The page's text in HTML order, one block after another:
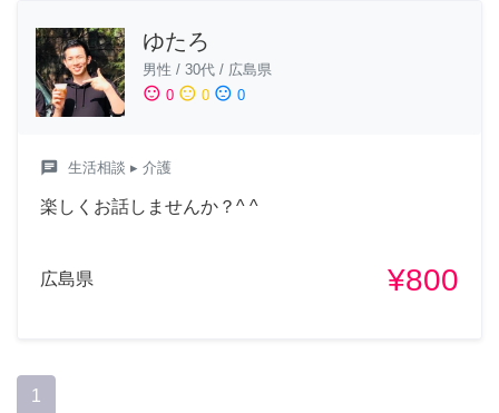
ゆたろ
男性 / 30代 / 広島県
sentiment_satisfied 0 sentiment_neutral 0 sentiment_dissatisfied 0
chat 生活相談 ▸ 介護
楽しくお話しませんか？^ ^
広島県 ¥800
1